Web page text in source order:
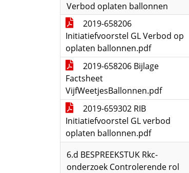
Verbod oplaten ballonnen
2019-658206
Initiatiefvoorstel GL Verbod op
oplaten ballonnen.pdf
2019-658206 Bijlage
Factsheet
VijfWeetjesBallonnen.pdf
2019-659302 RIB
Initiatiefvoorstel GL verbod
oplaten ballonnen.pdf
6.d BESPREEKSTUK Rkc-
onderzoek Controlerende rol